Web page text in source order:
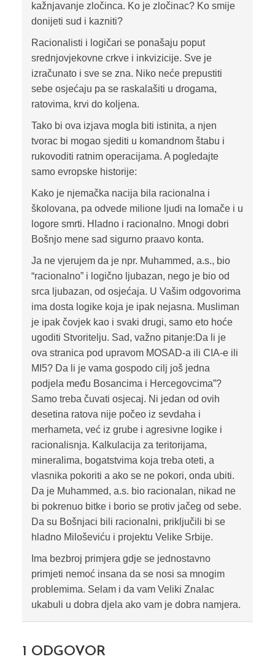
kažnjavanje zločinca. Ko je zločinac? Ko smije
donijeti sud i kazniti?
Racionalisti i logičari se ponašaju poput
srednjovjekovne crkve i inkvizicije. Sve je
izračunato i sve se zna. Niko neće prepustiti
sebe osjećaju pa se raskalašiti u drogama,
ratovima, krvi do koljena.
Tako bi ova izjava mogla biti istinita, a njen
tvorac bi mogao sjediti u komandnom štabu i
rukovoditi ratnim operacijama. A pogledajte
samo evropske historije:
Kako je njemačka nacija bila racionalna i
školovana, pa odvede milione ljudi na lomače i u
logore smrti. Hladno i racionalno. Mnogi dobri
Bošnjo mene sad sigurno praavo konta.
Ja ne vjerujem da je npr. Muhammed, a.s., bio
“racionalno” i logično ljubazan, nego je bio od
srca ljubazan, od osjećaja. U Vašim odgovorima
ima dosta logike koja je ipak nejasna. Musliman
je ipak čovjek kao i svaki drugi, samo eto hoće
ugoditi Stvoritelju. Sad, važno pitanje:Da li je
ova stranica pod upravom MOSAD-a ili CIA-e ili
MI5? Da li je vama gospodo cilj još jedna
podjela među Bosancima i Hercegovcima”?
Samo treba čuvati osjecaj. Ni jedan od ovih
desetina ratova nije počeo iz sevdaha i
merhameta, već iz grube i agresivne logike i
racionalisnja. Kalkulacija za teritorijama,
mineralima, bogatstvima koja treba oteti, a
vlasnika pokoriti a ako se ne pokori, onda ubiti.
Da je Muhammed, a.s. bio racionalan, nikad ne
bi pokrenuo bitke i borio se protiv jačeg od sebe.
Da su Bošnjaci bili racionalni, priključili bi se
hladno Miloševiću i projektu Velike Srbije.
Ima bezbroj primjera gdje se jednostavno
primjeti nemoć insana da se nosi sa mnogim
problemima. Selam i da vam Veliki Znalac
ukabuli u dobra djela ako vam je dobra namjera.
1 ODGOVOR